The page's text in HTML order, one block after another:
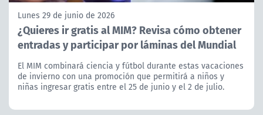
Lunes 29 de junio de 2026
¿Quieres ir gratis al MIM? Revisa cómo obtener
entradas y participar por láminas del Mundial
El MIM combinará ciencia y fútbol durante estas vacaciones
de invierno con una promoción que permitirá a niños y
niñas ingresar gratis entre el 25 de junio y el 2 de julio.